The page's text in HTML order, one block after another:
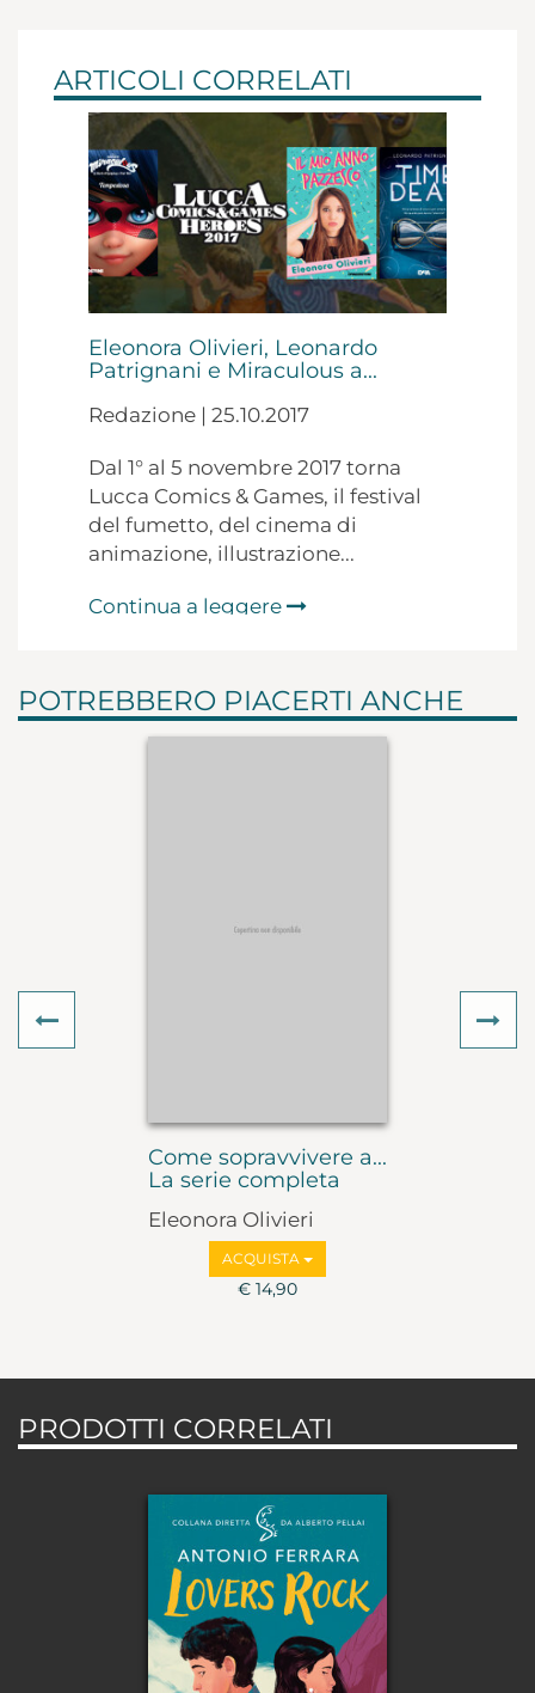
ARTICOLI CORRELATI
Eleonora Olivieri, Leonardo
Patrignani e Miraculous a...
Redazione | 25.10.2017
Dal 1° al 5 novembre 2017 torna
Lucca Comics & Games, il festival
del fumetto, del cinema di
animazione, illustrazione...
Continua a leggere
POTREBBERO PIACERTI ANCHE
Come sopravvivere a...
La serie completa
Eleonora Olivieri
ACQUISTA
€ 14,90
Previous
PRODOTTI CORRELATI